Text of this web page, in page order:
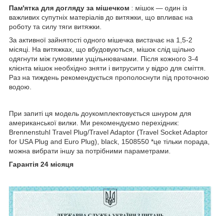
Пам'ятка для догляду за мішечком : мішок — один із
важливих супутніх матеріалів до витяжки, що впливає на
роботу та силу тяги витяжки.
За активної зайнятості одного мішечка вистачає на 1,5-2
місяці. На витяжках, що вбудовуються, мішок слід щільно
одягнути між гумовими ущільнювачами. Після кожного 3-4
клієнта мішок необхідно зняти і витрусити у відро для сміття.
Раз на тиждень рекомендується прополоснути під проточною
водою.
При запиті ця модель доукомплектовується шнуром для
американської вилки. Ми рекомендуємо перехідник:
Brennenstuhl Travel Plug/Travel Adaptor (Travel Socket Adaptor
for USA Plug and Euro Plug), black, 1508550 *це тільки порада,
можна вибрати іншу за потрібними параметрами.
Гарантія 24 місяця